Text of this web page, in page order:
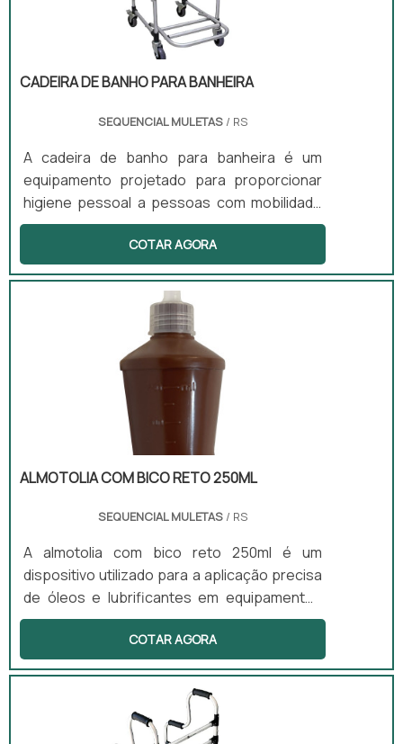
CADEIRA DE BANHO PARA BANHEIRA
SEQUENCIAL MULETAS/ RS
A cadeira de banho para banheira é um
equipamento projetado para proporcionar
higiene pessoal a pessoas com mobilidade
reduzida. Com uma estrutura que inclui rodas
e um assento anatômico, esse produto
facilita o banho com segurança e conforto.
Além disso, a cadeira pode contar com apoio
para braço, encosto e assento com abertura
higiênica, tornando-a uma solução prática
tanto para uso domiciliar quanto hospitalar.
COTAR AGORA
ALMOTOLIA COM BICO RETO 250ML
SEQUENCIAL MULETAS/ RS
A almotolia com bico reto 250ml é um
dispositivo utilizado para a aplicação precisa
de óleos e lubrificantes em equipamentos
ortopédicos e hospitalares. Este produto é
essencial para garantir a manutenção
segura e eficaz de diversos dispositivos,
contribuindo para o seu bom funcionamento
e prolongando a vida útil dos mesmos. Além
disso, a almotolia é portátil, resistente e fácil
COTAR AGORA